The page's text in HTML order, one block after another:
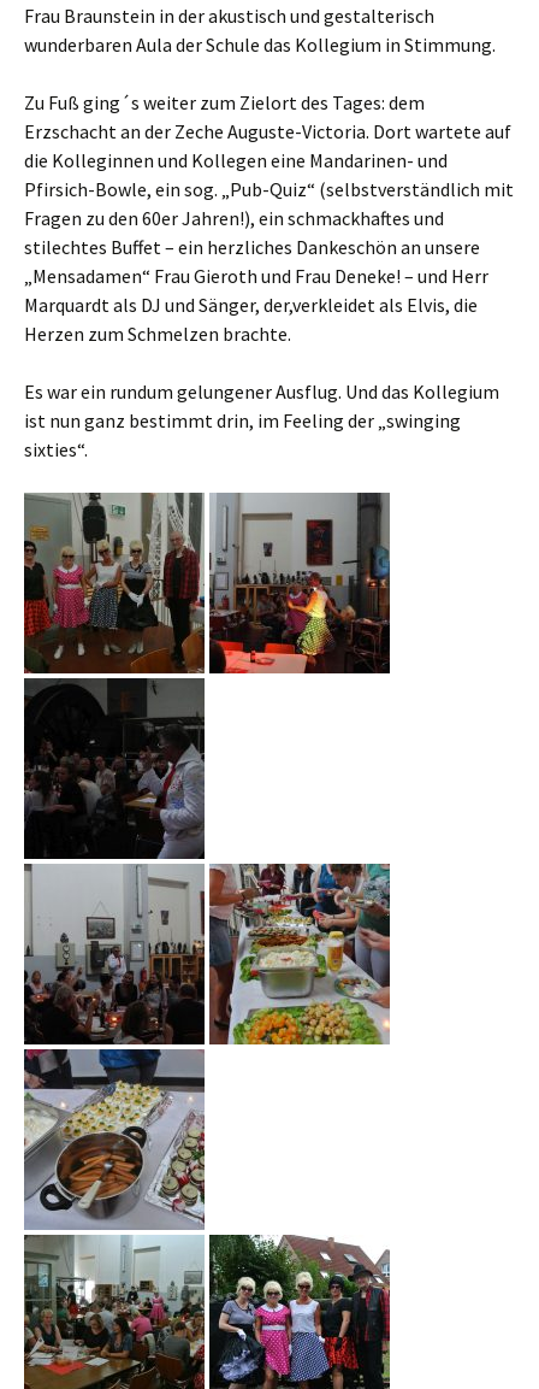
Frau Braunstein in der akustisch und gestalterisch
wunderbaren Aula der Schule das Kollegium in Stimmung.
Zu Fuß ging´s weiter zum Zielort des Tages: dem
Erzschacht an der Zeche Auguste-Victoria. Dort wartete auf
die Kolleginnen und Kollegen eine Mandarinen- und
Pfirsich-Bowle, ein sog. „Pub-Quiz“ (selbstverständlich mit
Fragen zu den 60er Jahren!), ein schmackhaftes und
stilechtes Buffet – ein herzliches Dankeschön an unsere
„Mensadamen“ Frau Gieroth und Frau Deneke! – und Herr
Marquardt als DJ und Sänger, der,verkleidet als Elvis, die
Herzen zum Schmelzen brachte.
Es war ein rundum gelungener Ausflug. Und das Kollegium
ist nun ganz bestimmt drin, im Feeling der „swinging
sixties“.